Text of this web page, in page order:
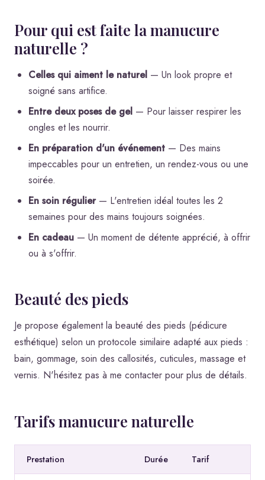
Pour qui est faite la manucure
naturelle ?
Celles qui aiment le naturel — Un look propre et
soigné sans artifice.
Entre deux poses de gel — Pour laisser respirer les
ongles et les nourrir.
En préparation d'un événement — Des mains
impeccables pour un entretien, un rendez-vous ou une
soirée.
En soin régulier— L'entretien idéal toutes les 2
semaines pour des mains toujours soignées.
En cadeau — Un moment de détente apprécié, à offrir
ou à s'offrir.
Beauté des pieds
Je propose également la beauté des pieds (pédicure
esthétique) selon un protocole similaire adapté aux pieds :
bain, gommage, soin des callosités, cuticules, massage et
vernis. N'hésitez pas à me contacter pour plus de détails.
Tarifs manucure naturelle
Prestation Durée Tarif